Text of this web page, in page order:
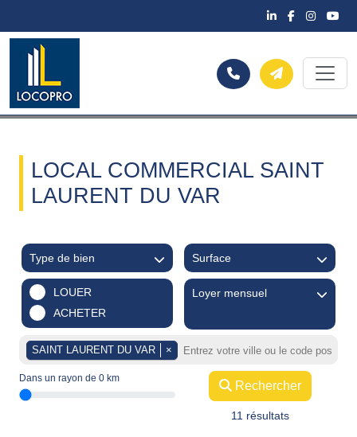
LOCAL COMMERCIAL SAINT
LAURENT DU VAR
Type de bien Surface
LOUER
ACHETER
Loyer mensuel
SAINT LAURENT DU VAR ×
Dans un rayon de 0 km
Rechercher
11 résultats